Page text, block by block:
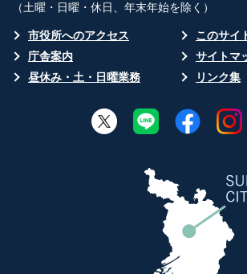
（土曜・日曜・休日、年末年始を除く）
市役所へのアクセス
このサイ
庁舎案内
サイトマ
昼休み・土・日曜業務
リンク集